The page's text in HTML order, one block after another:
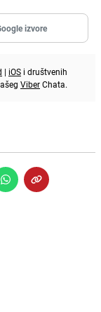
izvore
| iOS i društvenih
ViberChata.